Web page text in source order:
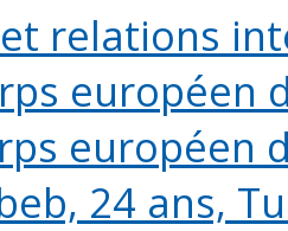
relations
européen
européen
24 ans,